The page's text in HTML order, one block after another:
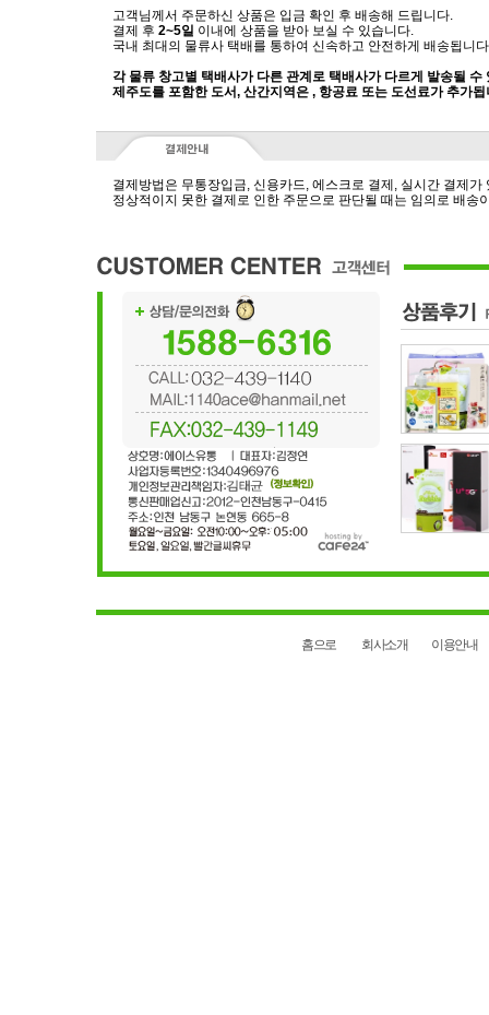
고객님께서 주문하신 상품은 입금 확인 후 배송해 드립니다.
결제 후 2~5일 이내에 상품을 받아 보실 수 있습니다.
국내 최대의 물류사 택배를 통하여 신속하고 안전하게 배송됩니
각 물류 창고별 택배사가 다른 관계로 택배사가 다르게 발송될 수
제주도를 포함한 도서, 산간지역은 , 항공료 또는 도선료가 추가됩
결제방법은 무통장입금, 신용카드, 에스크로 결제, 실시간 결제가
정상적이지 못한 결제로 인한 주문으로 판단될 때는 임의로 배송
홈으로 회사소개 이용안내